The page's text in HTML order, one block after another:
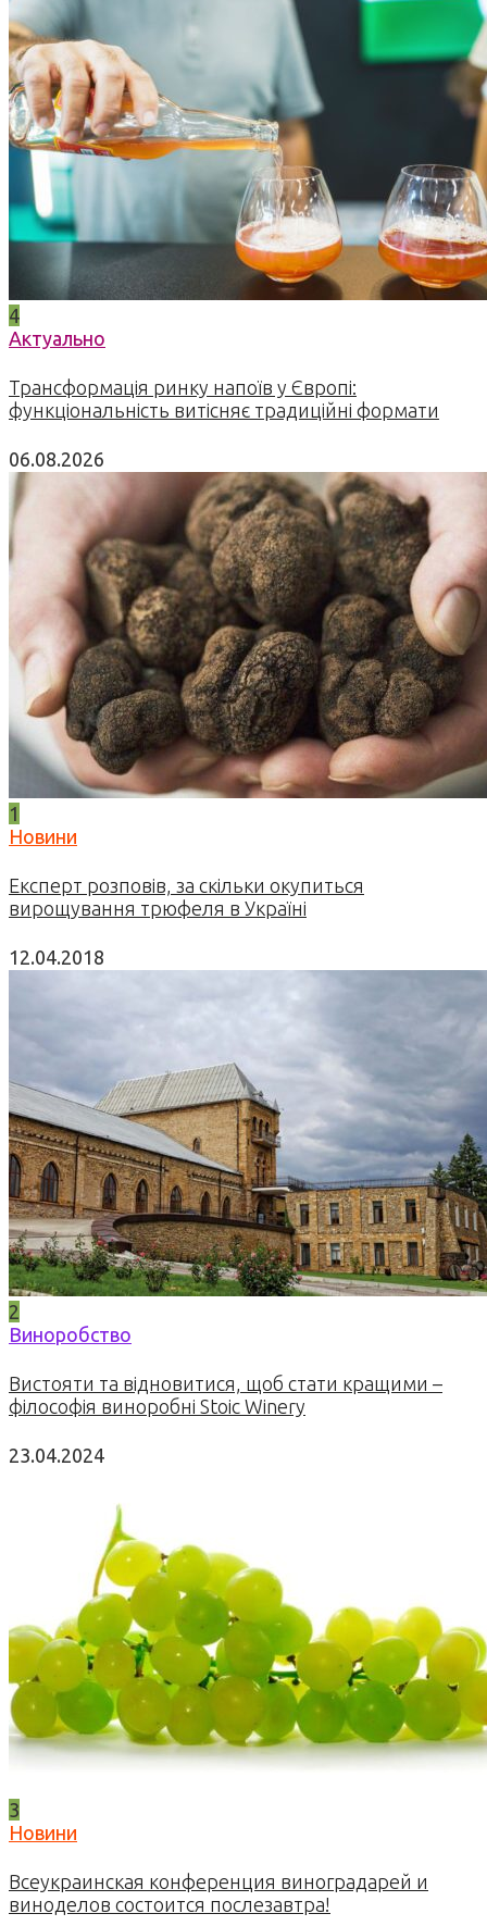
4
Актуально
Трансформація ринку напоїв у Європі:
функціональність витісняє традиційні формати
06.08.2026
1
Новини
Експерт розповів, за скільки окупиться
вирощування трюфеля в Україні
12.04.2018
2
Виноробство
Вистояти та відновитися, щоб стати кращими –
філософія виноробні Stoic Winery
23.04.2024
3
Новини
Всеукраинская конференция виноградарей и
виноделов состоится послезавтра!